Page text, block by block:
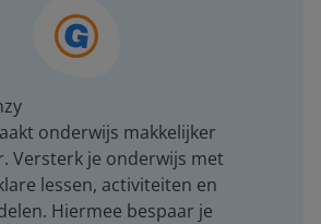
onderwijs makkelijker
Versterk je onderwijs met
lessen, activiteiten en
Hiermee bespaar je